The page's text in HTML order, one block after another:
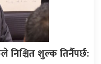
शुल्क तिर्नैपर्छ: